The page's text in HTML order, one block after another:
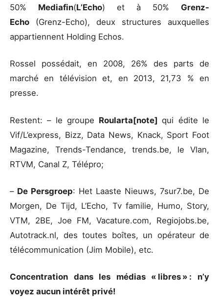
50% Mediafin(L’Echo) et à 50% Grenz-
Echo (Grenz-Echo), deux structures auxquelles
appartiennent Holding Echos.
Rossel possédait, en 2008, 26% des parts de
marché en télévision et, en 2013, 21,73 % en
presse.
Restent: – le groupe Roularta[note]qui édite le
Vif/L’express, Bizz, Data News, Knack, Sport Foot
Magazine, Trends-Tendance, trends.be, le Vlan,
RTVM, Canal Z, Télépro;
– De Persgroep: Het Laaste Nieuws, 7sur7.be, De
Morgen, De Tijd, L’Echo, Tv familie, Humo, Story,
VTM, 2BE, Joe FM, Vacature.com, Regiojobs.be,
Autotrack.nl, des toutes boîtes, un opérateur de
télécommunication (Jim Mobile), etc.
Concentration dans les médias « libres » : n’y
voyez aucun intérêt privé!